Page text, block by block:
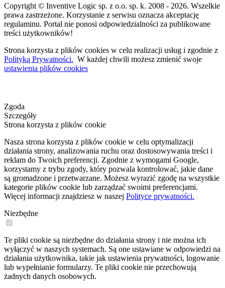
Copyright © Inventive Logic sp. z o.o. sp. k. 2008 - 2026. Wszelkie
prawa zastrzeżone. Korzystanie z serwisu oznacza akceptację
regulaminu. Portal nie ponosi odpowiedzialności za publikowane
treści użytkowników!
Strona korzysta z plików cookies w celu realizacji usług i zgodnie z
Polityką Prywatności. W każdej chwili możesz zmienić swoje
ustawienia plików cookies
Zgoda
Szczegóły
Strona korzysta z plików cookie
Nasza strona korzysta z plików cookie w celu optymalizacji
działania strony, analizowania ruchu oraz dostosowywania treści i
reklam do Twoich preferencji. Zgodnie z wymogami Google,
korzystamy z trybu zgody, który pozwala kontrolować, jakie dane
są gromadzone i przetwarzane. Możesz wyrazić zgodę na wszystkie
kategorie plików cookie lub zarządzać swoimi preferencjami.
Więcej informacji znajdziesz w naszej Polityce prywatności.
Niezbędne
Te pliki cookie są niezbędne do działania strony i nie można ich
wyłączyć w naszych systemach. Są one ustawiane w odpowiedzi na
działania użytkownika, takie jak ustawienia prywatności, logowanie
lub wypełnianie formularzy. Te pliki cookie nie przechowują
żadnych danych osobowych.